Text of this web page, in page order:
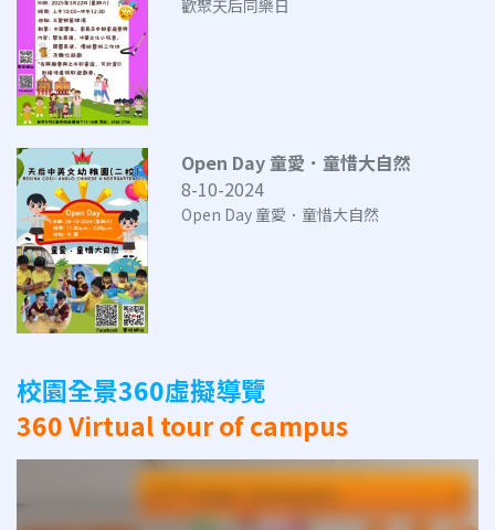
歡聚天后同樂日
Open Day 童愛．童惜大自然
8-10-2024
Open Day 童愛．童惜大自然
校園全景360虛擬導覽
360 Virtual tour of campus